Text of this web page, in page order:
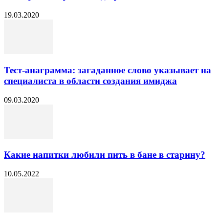
19.03.2020
Тест-анаграмма: загаданное слово указывает на
специалиста в области создания имиджа
09.03.2020
Какие напитки любили пить в бане в старину?
10.05.2022